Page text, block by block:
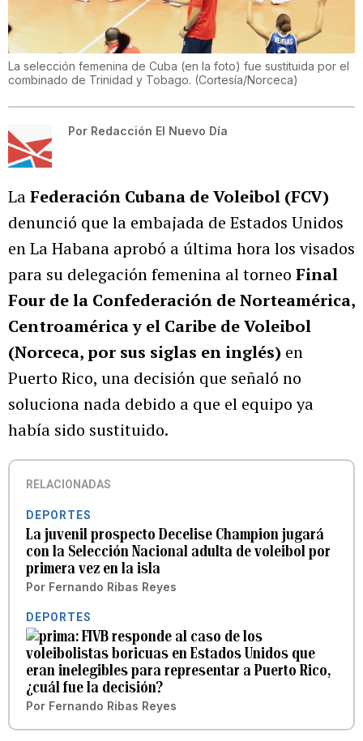
La selección femenina de Cuba (en la foto) fue sustituida por el
combinado de Trinidad y Tobago. (Cortesía/Norceca)
Por Redacción El Nuevo Día
LaFederación Cubana de Voleibol (FCV)
denunció que la embajada de Estados Unidos
en La Habana aprobó a última hora los visados
para su delegación femenina al torneo Final
Four de la Confederación de Norteamérica,
Centroamérica y el Caribe de Voleibol
(Norceca, por sus siglas en inglés) en
Puerto Rico, una decisión que señaló no
soluciona nada debido a que el equipo ya
había sido sustituido.
RELACIONADAS
DEPORTES
La juvenil prospecto Decelise Champion jugará
con la Selección Nacional adulta de voleibol por
primera vez en la isla
Por Fernando Ribas Reyes
DEPORTES
FIVB responde al caso de los
voleibolistas boricuas en Estados Unidos que
eran inelegibles para representar a Puerto Rico,
¿cuál fue la decisión?
Por Fernando Ribas Reyes